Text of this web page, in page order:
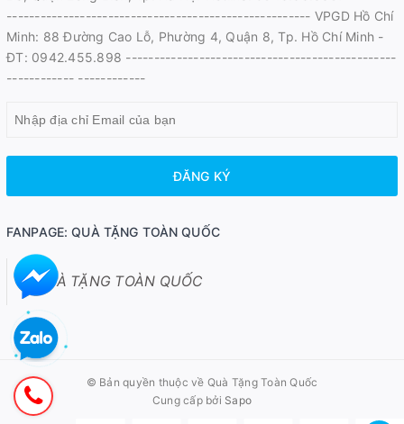
------------------------------------------------------ VPGD Hồ Chí
Minh: 88 Đường Cao Lỗ, Phường 4, Quận 8, Tp. Hồ Chí Minh -
ĐT: 0942.455.898 ------------------------------------------------
------------ ------------
ĐĂNG KÝ
FANPAGE: QUÀ TẶNG TOÀN QUỐC
QUÀ TẶNG TOÀN QUỐC
© Bản quyền thuộc về Quà Tặng Toàn Quốc
Cung cấp bởi Sapo